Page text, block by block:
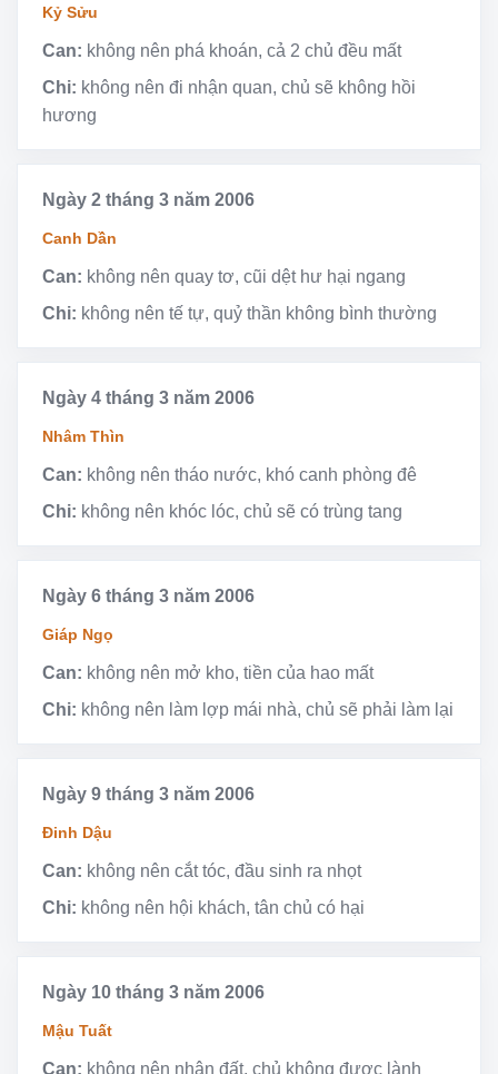
Kỷ Sửu
Can: không nên phá khoán, cả 2 chủ đều mất
Chi: không nên đi nhận quan, chủ sẽ không hồi
hương
Ngày 2 tháng 3 năm 2006
Canh Dần
Can: không nên quay tơ, cũi dệt hư hại ngang
Chi: không nên tế tự, quỷ thần không bình thường
Ngày 4 tháng 3 năm 2006
Nhâm Thìn
Can: không nên tháo nước, khó canh phòng đê
Chi: không nên khóc lóc, chủ sẽ có trùng tang
Ngày 6 tháng 3 năm 2006
Giáp Ngọ
Can: không nên mở kho, tiền của hao mất
Chi: không nên làm lợp mái nhà, chủ sẽ phải làm lại
Ngày 9 tháng 3 năm 2006
Đinh Dậu
Can: không nên cắt tóc, đầu sinh ra nhọt
Chi: không nên hội khách, tân chủ có hại
Ngày 10 tháng 3 năm 2006
Mậu Tuất
Can: không nên nhận đất, chủ không được lành